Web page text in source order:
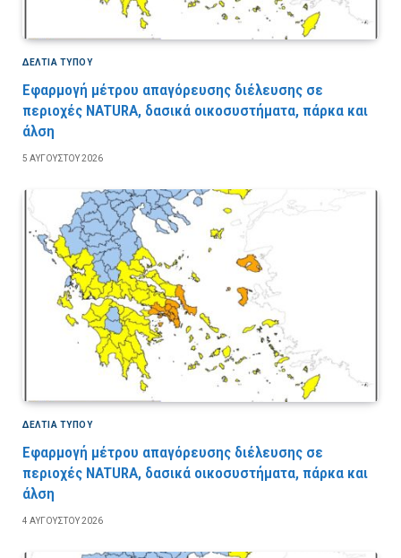
ΔΕΛΤΙΑ ΤΥΠΟΥ
Εφαρμογή μέτρου απαγόρευσης διέλευσης σε
περιοχές NATURA, δασικά οικοσυστήματα, πάρκα και
άλση
5 ΑΥΓΟΎΣΤΟΥ 2026
ΔΕΛΤΙΑ ΤΥΠΟΥ
Εφαρμογή μέτρου απαγόρευσης διέλευσης σε
περιοχές NATURA, δασικά οικοσυστήματα, πάρκα και
άλση
4 ΑΥΓΟΎΣΤΟΥ 2026